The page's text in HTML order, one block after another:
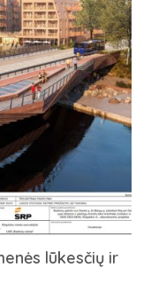
lūkesčių ir